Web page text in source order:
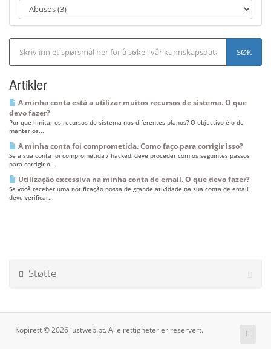
j
o
n
Artikler
A minha conta está a utilizar muitos recursos de sistema. O que
devo fazer?
Por que limitar os recursos do sistema nos diferentes planos? O objectivo é o de
manter os...
A minha conta foi comprometida. Como faço para corrigir isso?
Se a sua conta foi comprometida / hacked, deve proceder com os seguintes passos
para corrigir o...
Utilização excessiva na minha conta de email. O que devo fazer?
Se você receber uma notificação nossa de grande atividade na sua conta de email,
deve verificar...
Støtte
Kopirett © 2026 justweb.pt. Alle rettigheter er reservert.